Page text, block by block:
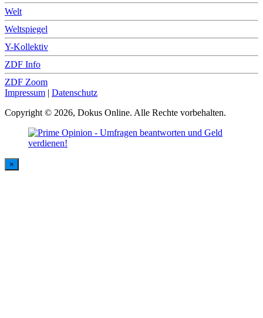
Welt
Weltspiegel
Y-Kollektiv
ZDF Info
ZDF Zoom
Impressum | Datenschutz
Copyright © 2026, Dokus Online. Alle Rechte vorbehalten.
×